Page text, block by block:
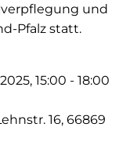
und
Pfalz statt.
15:00 - 18:00
16, 66869